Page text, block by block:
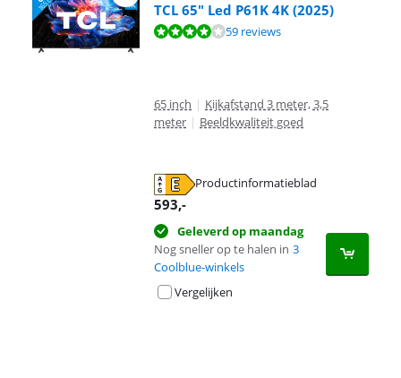
TCL 65" Led P61K 4K (2025)
Beoordeling is 8,3 van de 10, gebaseerd op 59 reviews.
59 reviews
65 inch | Kijkafstand 3 meter, 3,5
meter | Beeldkwaliteit goed
Productinformatieblad
593,-
Geleverd op maandag
Nog sneller op te halen in 3
Coolblue-winkels
Vergelijken